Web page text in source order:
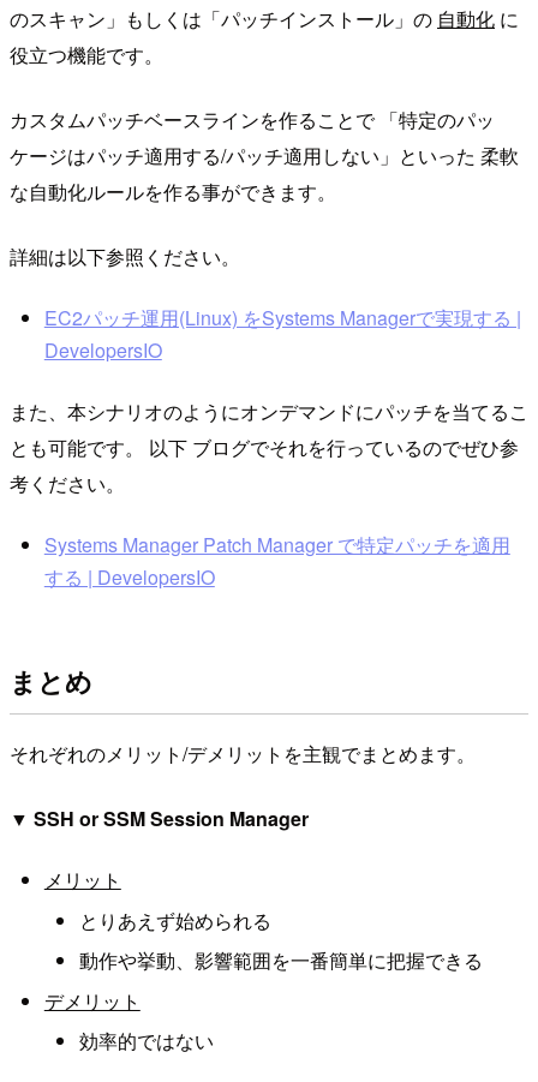
のスキャン」もしくは「パッチインストール」の 自動化 に
役立つ機能です。
カスタムパッチベースラインを作ることで 「特定のパッ
ケージはパッチ適用する/パッチ適用しない」といった 柔軟
な自動化ルールを作る事ができます。
詳細は以下参照ください。
EC2パッチ運用(Linux) をSystems Managerで実現する |
DevelopersIO
また、本シナリオのようにオンデマンドにパッチを当てるこ
とも可能です。 以下 ブログでそれを行っているのでぜひ参
考ください。
Systems Manager Patch Manager で特定パッチを適用
する | DevelopersIO
まとめ
それぞれのメリット/デメリットを主観でまとめます。
▼ SSH or SSM Session Manager
メリット
とりあえず始められる
動作や挙動、影響範囲を一番簡単に把握できる
デメリット
効率的ではない